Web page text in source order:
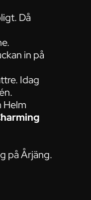
Då
in på
Idag
Helm
på Årjäng.